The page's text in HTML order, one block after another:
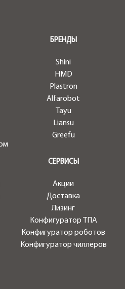
БРЕНДЫ
Shini
HMD
Plastron
Alfarobot
Tayu
Liansu
Greefu
СЕРВИСЫ
Акции
Доставка
Лизинг
Конфигуратор ТПА
Конфигуратор роботов
Конфигуратор чиллеров